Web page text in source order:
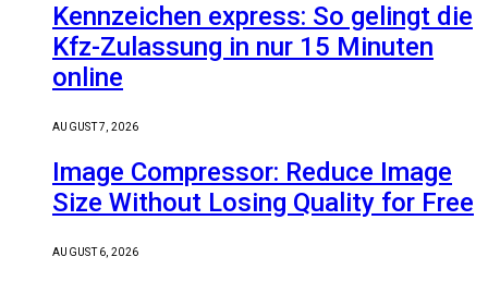
Kennzeichen express: So gelingt die
Kfz-Zulassung in nur 15 Minuten
online
AUGUST 7, 2026
Image Compressor: Reduce Image
Size Without Losing Quality for Free
AUGUST 6, 2026